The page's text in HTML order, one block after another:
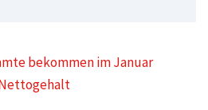
bekommen im Januar